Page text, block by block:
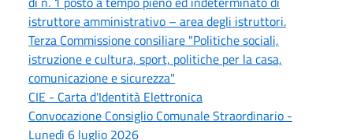
istruttore amministrativo – area degli istruttori.
Terza Commissione consiliare "Politiche sociali,
istruzione e cultura, sport, politiche per la casa,
comunicazione e sicurezza"
CIE - Carta d'Identità Elettronica
Convocazione Consiglio Comunale Straordinario -
Lunedì 6 luglio 2026